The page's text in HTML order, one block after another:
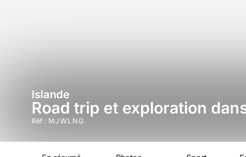
Islande
Road trip et exploration
Réf : MJWLNG